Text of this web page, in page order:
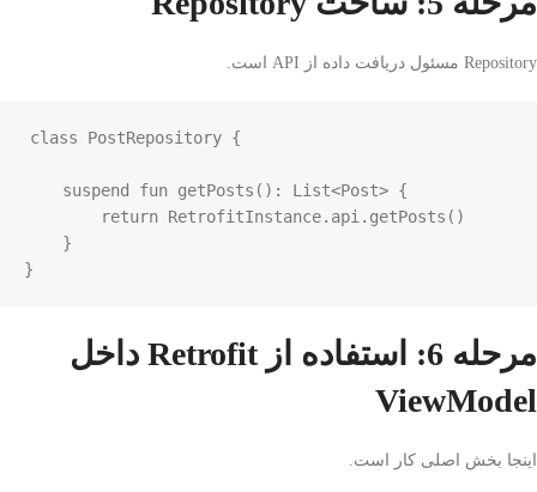
Repository مسئول دریافت داده از API است.
class PostRepository {
suspend fun getPosts (): List<Post> {
return RetrofitInstance. api . getPosts ()
}
مرحله 6: استفاده از Retrofit داخل
ViewModel
اینجا بخش اصلی کار است.